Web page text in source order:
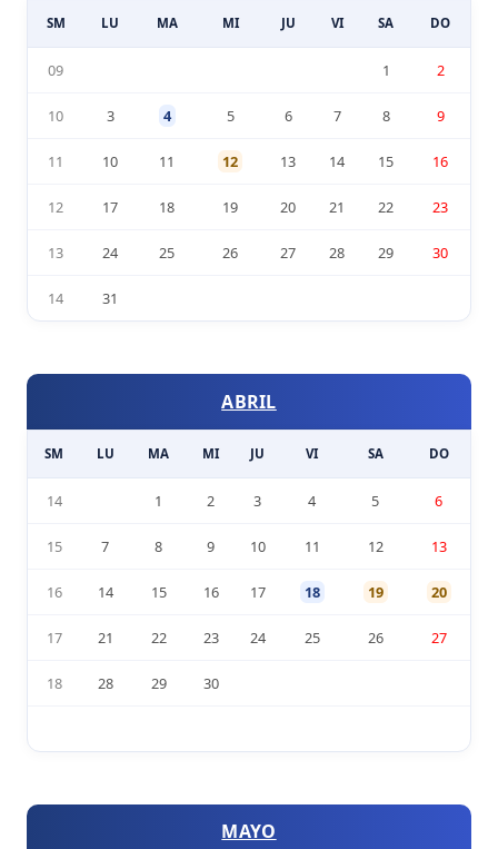
SM LU MA MI JU VI SA DO
09 1 2
10 3 4 5 6 7 8 9
11 10 11 12 13 14 15 16
12 17 18 19 20 21 22 23
13 24 25 26 27 28 29 30
14 31
ABRIL
SM LU MA MI JU VI SA DO
14 1 2 3 4 5 6
15 7 8 9 10 11 12 13
16 14 15 16 17 18 19 20
17 21 22 23 24 25 26 27
18 28 29 30
MAYO